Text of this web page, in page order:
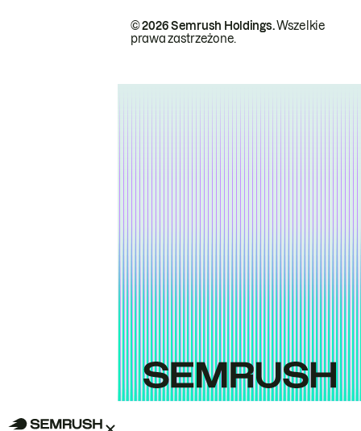
© 2026 Semrush Holdings.Wszelkie
prawa zastrzeżone.